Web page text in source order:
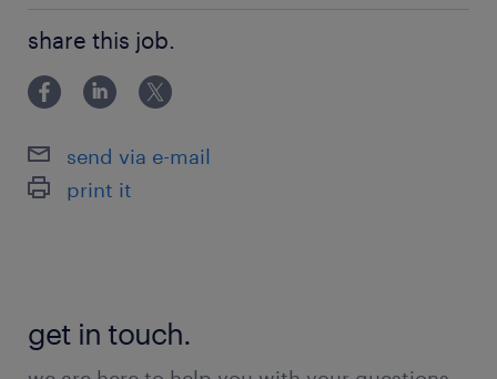
share this job.
send via e-mail
print it
get in touch.